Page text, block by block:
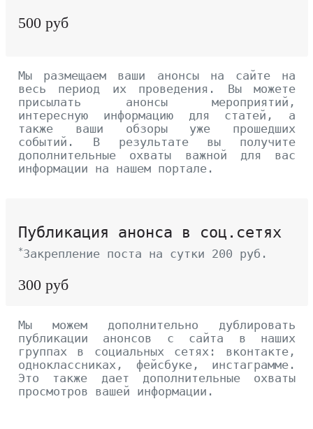
500 руб
Мы размещаем ваши анонсы на сайте на
весь период их проведения. Вы можете
присылать анонсы мероприятий,
интересную информацию для статей, а
также ваши обзоры уже прошедших
событий. В результате вы получите
дополнительные охваты важной для вас
информации на нашем портале.
Публикация анонса в соц.сетях
*Закрепление поста на сутки 200 руб.
300 руб
Мы можем дополнительно дублировать
публикации анонсов с сайта в наших
группах в социальных сетях: вконтакте,
одноклассниках, фейсбуке, инстаграмме.
Это также дает дополнительные охваты
просмотров вашей информации.